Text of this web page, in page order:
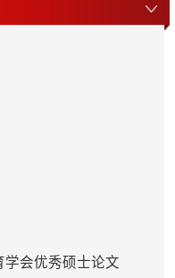
学会优秀硕士论文